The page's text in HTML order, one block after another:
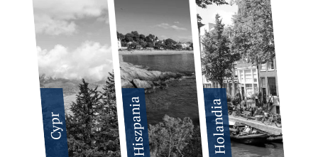
Cypr Hiszpania Holandia